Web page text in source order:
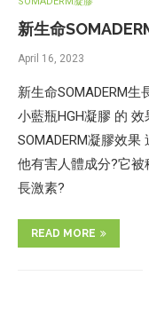
新生命
April 16, 2023
新生命SOMADERM
小藍瓶HGH凝膠 的
SOMADERM凝膠效
他有害人體成分?它
長激素?
READ MORE